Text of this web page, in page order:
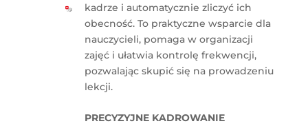
kadrze i automatycznie zliczyć ich
obecność. To praktyczne wsparcie dla
nauczycieli, pomaga w organizacji
zajęć i ułatwia kontrolę frekwencji,
pozwalając skupić się na prowadzeniu
lekcji.
PRECYZYJNE KADROWANIE